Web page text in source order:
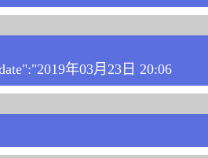
年03月23日 20:06